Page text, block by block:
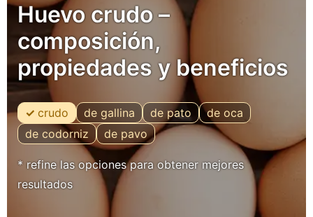
Huevo crudo –
composición,
propiedades y beneficios
crudo de gallina de pato
de oca
de codorniz
de pavo
* refine las opciones para obtener mejores
resultados